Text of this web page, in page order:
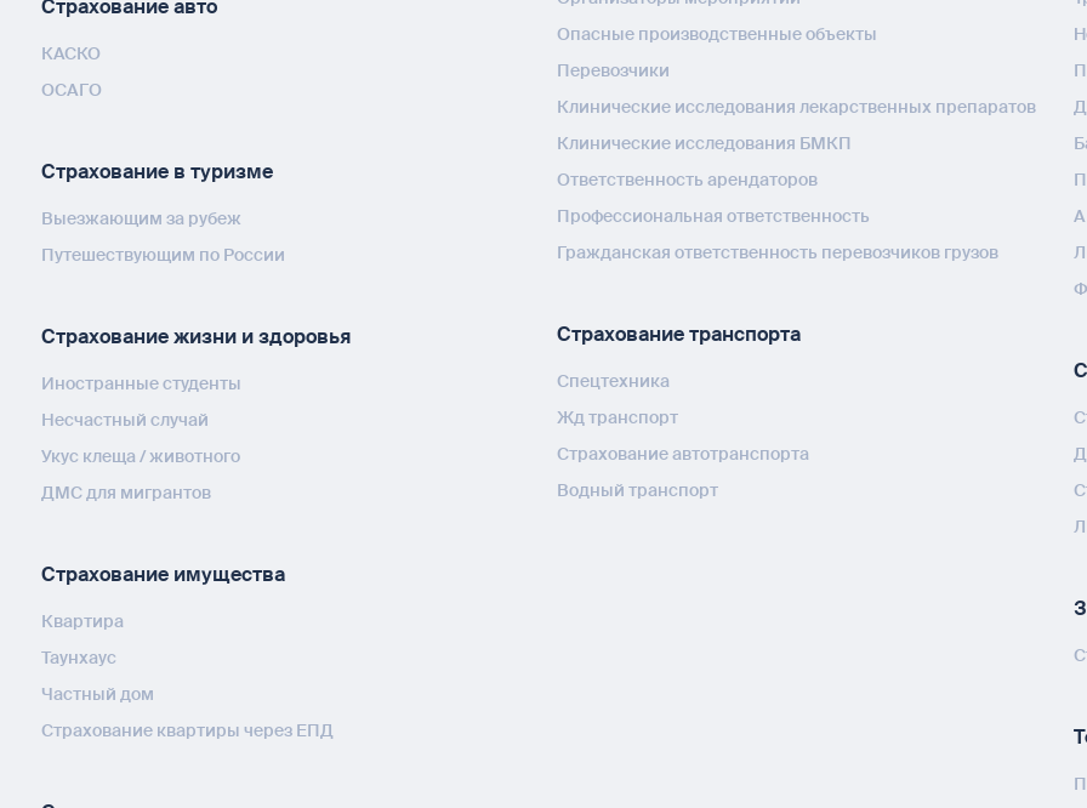
Страхование авто
КАСКО
ОСАГО
Страхование в туризме
Выезжающим за рубеж
Путешествующим по России
Страхование жизни и здоровья
Иностранные студенты
Несчастный случай
Укус клеща / животного
ДМС для мигрантов
Страхование имущества
Квартира
Таунхаус
Частный дом
Страхование квартиры через ЕПД
Опасные производственные объекты
Перевозчики
Клинические исследования лекарственных препаратов
Клинические исследования БМКП
Ответственность арендаторов
Профессиональная ответственность
Гражданская ответственность перевозчиков грузов
Страхование транспорта
Спецтехника
Жд транспорт
Страхование автотранспорта
Водный транспорт